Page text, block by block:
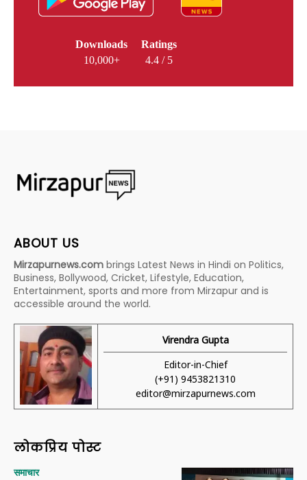
Downloads
10,000+
Ratings
4.4 / 5
ABOUT US
Mirzapurnews.com brings Latest News in Hindi on Politics,
Business, Bollywood, Cricket, Lifestyle, Education,
Entertainment, sports and more from Mirzapur and is
accessible around the world.
Virendra Gupta
Editor-in-Chief
(+91) 9453821310
editor@mirzapurnews.com
लोकप्रिय पोस्ट
समाचार